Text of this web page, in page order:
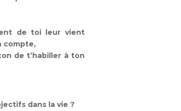
de toi leur vient
compte,
de t’habiller à ton
dans la vie ?